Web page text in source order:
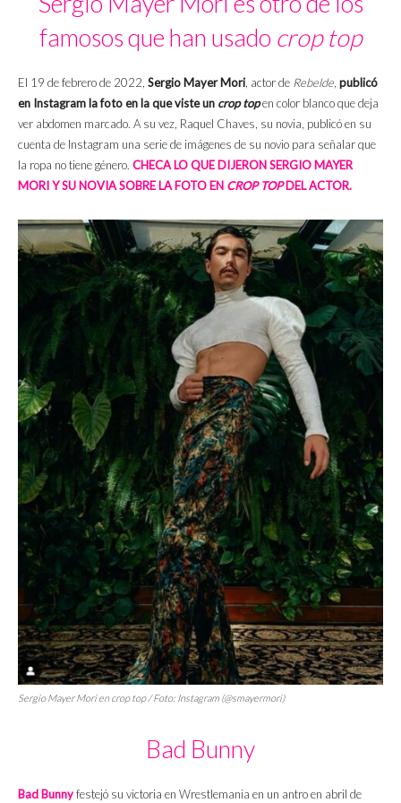
famosos que han usado crop top
El 19 de febrero de 2022, Sergio Mayer Mori , actor de Rebelde publicó
en Instagram la foto en la que viste un crop topen color blanco que deja
ver abdomen marcado. A su vez, Raquel Chaves, su novia, publicó en su
cuenta de Instagram una serie de imágenes de su novio para señalar que
la ropa no tiene género. CHECA LO QUE DIJERON SERGIO MAYER
MORI Y SU NOVIA SOBRE LA FOTO EN CROP TOPDEL ACTOR.
Sergio Mayer Mori en crop top/ Foto: Instagram (@smayermori)
Bad Bunny
Bad Bunnyfestejó su victoria en Wrestlemania en un antro en abril de